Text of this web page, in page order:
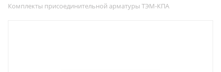
Комплекты присоединительной арматуры ТЭМ-КПА